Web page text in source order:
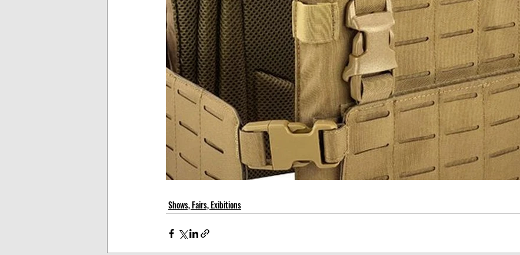
Shows, Fairs, Exibitions